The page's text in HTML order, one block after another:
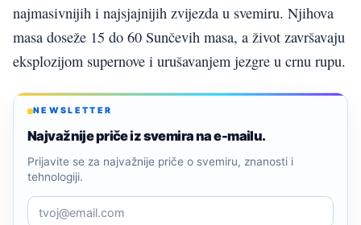
najmasivnijih i najsjajnijih zvijezda u svemiru. Njihova
masa doseže 15 do 60 Sunčevih masa, a život završavaju
eksplozijom supernove i urušavanjem jezgre u crnu rupu.
NEWSLETTER
Najvažnije priče iz svemira na e-mailu.
Prijavite se za najvažnije priče o svemiru, znanosti i
tehnologiji.